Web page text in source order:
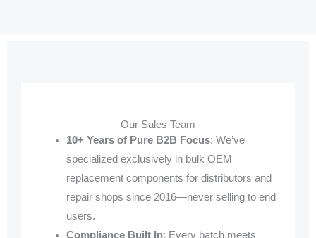
Our Sales Team
10+ Years of Pure B2B Focus: We’ve
specialized exclusively in bulk OEM
replacement components for distributors and
repair shops since 2016—never selling to end
users.
Compliance Built In: Every batch meets